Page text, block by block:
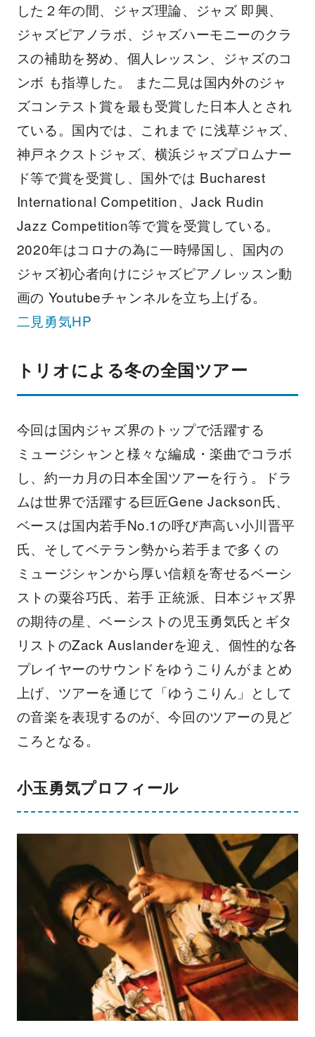
した２年の間、ジャズ理論、ジャズ 即興、
ジャズピアノラボ、ジャズハーモニーのクラ
スの補助を努め、個人レッスン、ジャズのコ
ンボ も指導した。 また二見は国内外のジャ
ズコンテスト賞を最も受賞した日本人とされ
ている。国内では、これまで に浅草ジャズ、
神戸ネクストジャズ、横浜ジャズプロムナー
ド等で賞を受賞し、国外では Bucharest
International Competition、Jack Rudin
Jazz Competition等で賞を受賞している。
2020年はコロナの為に一時帰国し、国内の
ジャズ初心者向けにジャズピアノレッスン動
画の Youtubeチャンネルを立ち上げる。
二見勇気HP
トリオによる冬の全国ツアー
今回は国内ジャズ界のトップで活躍する
ミュージシャンと様々な編成・楽曲でコラボ
し、約一カ月の日本全国ツアーを行う。ドラ
ムは世界で活躍する巨匠Gene Jackson氏、
ベースは国内若手No.1の呼び声高い小川晋平
氏、そしてベテラン勢から若手まで多くの
ミュージシャンから厚い信頼を寄せるベーシ
ストの粟谷巧氏、若手 正統派、日本ジャズ界
の期待の星、ベーシストの児玉勇気氏とギタ
リストのZack Auslanderを迎え、個性的な各
プレイヤーのサウンドをゆうこりんがまとめ
上げ、ツアーを通じて「ゆうこりん」として
の音楽を表現するのが、今回のツアーの見ど
ころとなる。
小玉勇気プロフィール